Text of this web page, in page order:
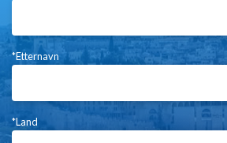
*Etternavn
*Land